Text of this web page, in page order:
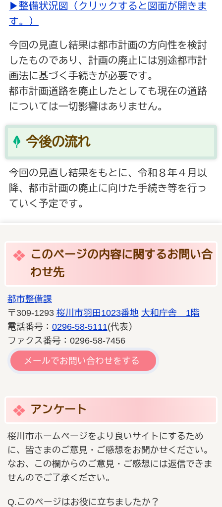
▶整備状況図（クリックすると図面が開きま
す。）
今回の見直し結果は都市計画の方向性を検討
したものであり、計画の廃止には別途都市計
画法に基づく手続きが必要です。
都市計画道路を廃止したとしても現在の道路
については一切影響はありません。
今後の流れ
今回の見直し結果をもとに、令和８年４月以
降、都市計画の廃止に向けた手続き等を行っ
ていく予定です。
このページの内容に関するお問い合
わせ先
都市整備課
〒309-1293 桜川市羽田1023番地 大和庁舎 1階
電話番号： 0296-58-5111(代表）
ファクス番号：0296-58-7456
メールでお問い合わせをする
アンケート
桜川市ホームページをより良いサイトにするため
に、皆さまのご意見・ご感想をお聞かせください。
なお、この欄からのご意見・ご感想には返信できま
せんのでご了承ください。
Q.このページはお役に立ちましたか？